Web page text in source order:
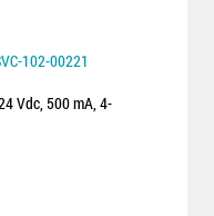
102-00221
Vdc, 500 mA, 4-